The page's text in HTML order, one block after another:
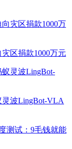
区捐款1000万元
波LingBot-VLA